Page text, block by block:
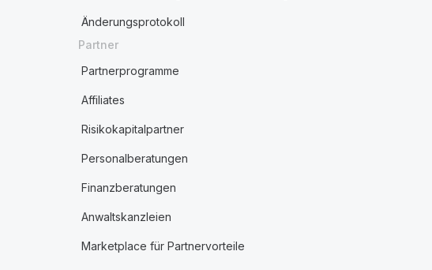
Änderungsprotokoll
Partner
Partnerprogramme
Affiliates
Risikokapitalpartner
Personalberatungen
Finanzberatungen
Anwaltskanzleien
Marketplace für Partnervorteile